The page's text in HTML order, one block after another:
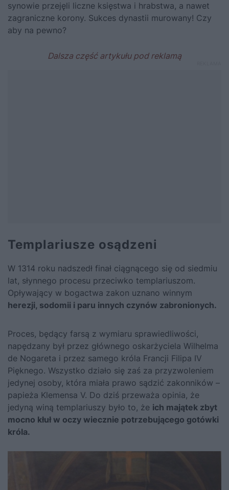
synowie przejęli liczne księstwa i hrabstwa, a nawet
zagraniczne korony. Sukces dynastii murowany! Czy
aby na pewno?
Templariusze osądzeni
W 1314 roku nadszedł finał ciągnącego się od siedmiu
lat, słynnego procesu przeciwko templariuszom.
Opływający w bogactwa zakon uznano winnym
herezji, sodomii i paru innych czynów zabronionych.
Proces, będący farsą z wymiaru sprawiedliwości,
napędzany był przez głównego oskarżyciela Wilhelma
de Nogareta i przez samego króla Francji Filipa IV
Pięknego. Wszystko działo się zaś za przyzwoleniem
jedynej osoby, która miała prawo sądzić zakonników –
papieża Klemensa V. Do dziś przeważa opinia, że
jedyną winą templariuszy było to, że ich majątek zbyt
mocno kłuł w oczy wiecznie potrzebującego gotówki
króla.